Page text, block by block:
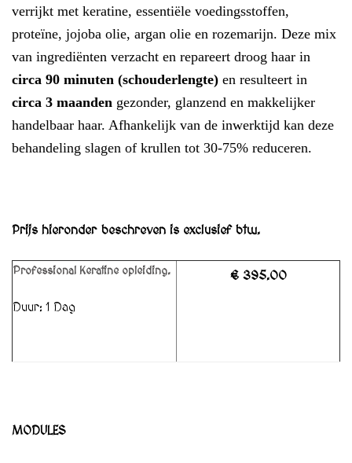
verrijkt met keratine, essentiële voedingsstoffen,
proteïne, jojoba olie, argan olie en rozemarijn. Deze mix
van ingrediënten verzacht en repareert droog haar in
circa 90 minuten (schouderlengte) en resulteert in
circa 3 maanden gezonder, glanzend en makkelijker
handelbaar haar. Afhankelijk van de inwerktijd kan deze
behandeling slagen of krullen tot 30-75% reduceren.
Prijs hieronder beschreven is exclusief btw.
Professional Keratine opleiding.
Duur: 1 Dag
€ 395.00
MODULES